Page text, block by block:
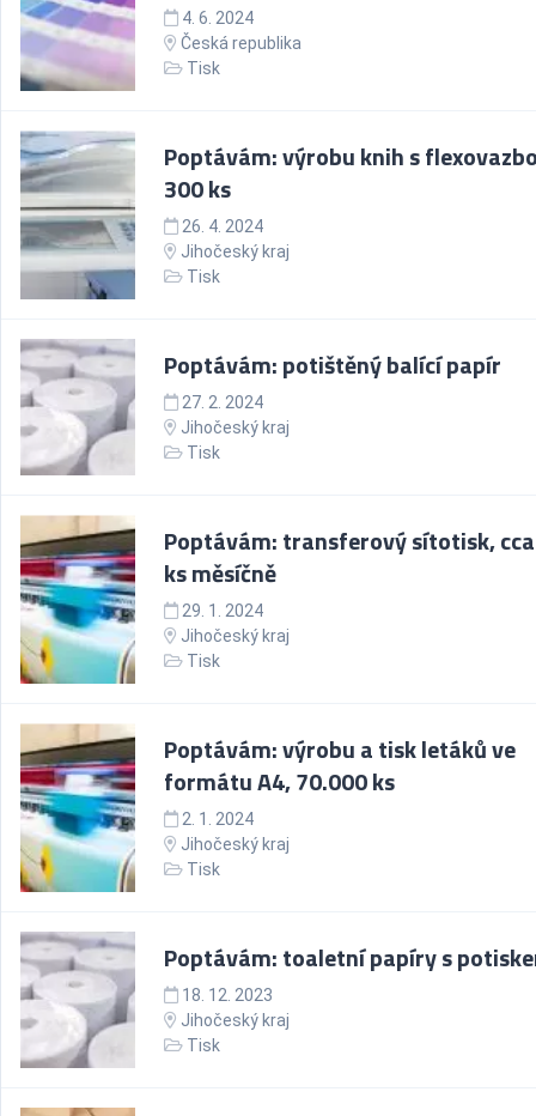
4. 6. 2024
Česká republika
Tisk
Poptávám: výrobu knih s
300 ks
26. 4. 2024
Jihočeský kraj
Tisk
Poptávám: potištěný balící papír
27. 2. 2024
Jihočeský kraj
Tisk
Poptávám: transferový sítotisk,
ks měsíčně
29. 1. 2024
Jihočeský kraj
Tisk
Poptávám: výrobu a tisk letáků ve
formátu A4, 70.000 ks
2. 1. 2024
Jihočeský kraj
Tisk
Poptávám: toaletní papíry s
18. 12. 2023
Jihočeský kraj
Tisk